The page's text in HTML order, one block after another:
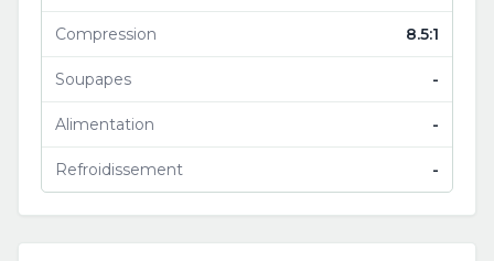
Compression 8.5:1
Soupapes -
Alimentation -
Refroidissement -